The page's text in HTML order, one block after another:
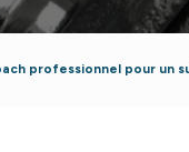
professionnel pour un